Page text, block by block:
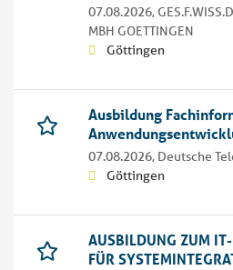
07.08.2026,
MBH GOETTINGEN
Göttingen
Ausbildung
07.08.2026, Deutsche
Göttingen
AUSBILDUNG ZUM
FÜR